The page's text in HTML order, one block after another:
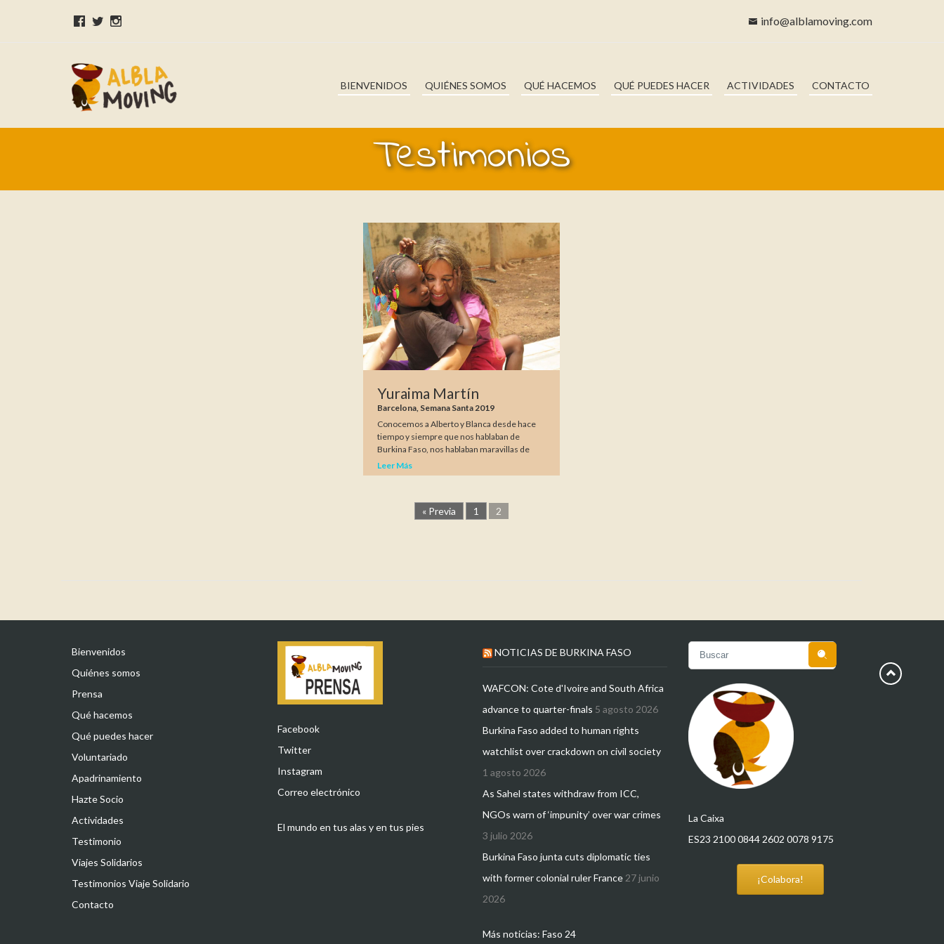
info@alblamoving.com
BIENVENIDOS QUIÉNES SOMOS QUÉ HACEMOS QUÉ PUEDES HACER ACTIVIDADES CONTACTO
Testimonios
Yuraima Martín
Barcelona, Semana Santa 2019
Conocemos a Alberto y Blanca desde hace
tiempo y siempre que nos hablaban de
Burkina Faso, nos hablaban maravillas de
Leer Más
« Previa 1 2
Bienvenidos
Quiénes somos
Prensa
Qué hacemos
Qué puedes hacer
Voluntariado
Apadrinamiento
Hazte Socio
Actividades
Testimonio
Viajes Solidarios
Testimonios Viaje Solidario
Contacto
Facebook
Twitter
Instagram
Correo electrónico
El mundo en tus alas y en tus pies
NOTICIAS DE BURKINA FASO
WAFCON: Cote d'Ivoire and South Africa
advance to quarter-finals 5 agosto 2026
Burkina Faso added to human rights
watchlist over crackdown on civil society
1 agosto 2026
As Sahel states withdraw from ICC,
NGOs warn of ‘impunity’ over war crimes
3 julio 2026
Burkina Faso junta cuts diplomatic ties
with former colonial ruler France 27 junio
2026
Más noticias: Faso 24

La Caixa
ES23 2100 0844 2602 0078 9175
¡Colabora!